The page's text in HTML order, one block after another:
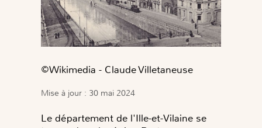
©️Wikimedia - Claude Villetaneuse
Mise à jour : 30 mai 2024
Le département de l'Ille-et-Vilaine se